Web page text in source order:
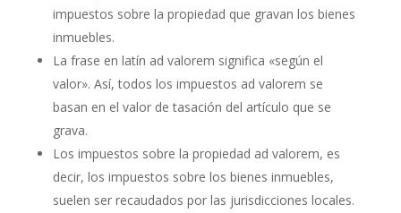
impuestos sobre la propiedad que gravan los bienes
inmuebles.
La frase en latín ad valorem significa «según el
valor». Así, todos los impuestos ad valorem se
basan en el valor de tasación del artículo que se
grava.
Los impuestos sobre la propiedad ad valorem, es
decir, los impuestos sobre los bienes inmuebles,
suelen ser recaudados por las jurisdicciones locales.